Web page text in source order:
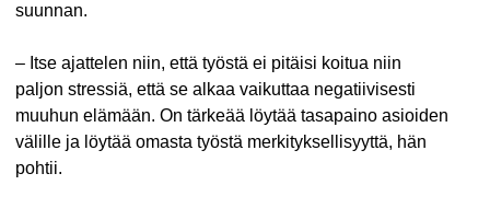
suunnan.
– Itse ajattelen niin, että työstä ei pitäisi koitua niin
paljon stressiä, että se alkaa vaikuttaa negatiivisesti
muuhun elämään. On tärkeää löytää tasapaino asioiden
välille ja löytää omasta työstä merkityksellisyyttä, hän
pohtii.